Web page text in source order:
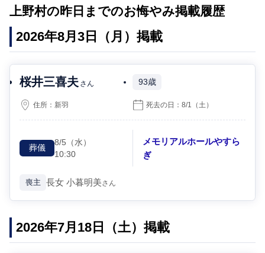
上野村の昨日までのお悔やみ掲載履歴
2026年8月3日（月）掲載
桜井三喜夫 さん 93歳
住所： 新羽 死去の日：8/1 （土）
葬儀
8/5 （水）
10:30
メモリアルホールやすら
ぎ
喪主 長女 小暮明美さん
2026年7月18日（土）掲載